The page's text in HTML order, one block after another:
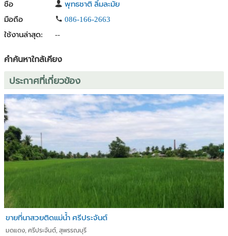
ชื่อ
พุทธชาติ ลิ้มละมัย
มือถือ
086-166-2663
ใช้งานล่าสุด:
--
คำค้นหาใกล้เคียง
ประกาศที่เกี่ยวข้อง
ขายที่นาสวยติดแม่น้ำ ศรีประจันต์
มดแดง, ศรีประจันต์, สุพรรณบุรี